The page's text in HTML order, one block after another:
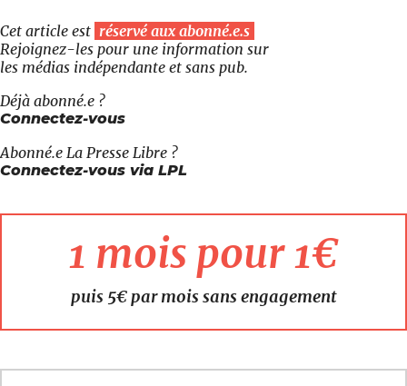
Cet article est réservé aux abonné.e.s
Rejoignez-les pour une information sur
les médias indépendante et sans pub.
Déjà abonné.e ?
Connectez-vous
Abonné.e La Presse Libre ?
Connectez-vous via LPL
1 mois pour 1€
puis 5€ par mois sans engagement